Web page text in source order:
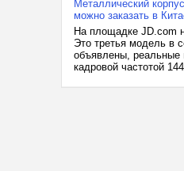
Металлический
можно заказать в
На площадке JD.com
Это третья модель в
объявлены, реальные
кадровой частотой